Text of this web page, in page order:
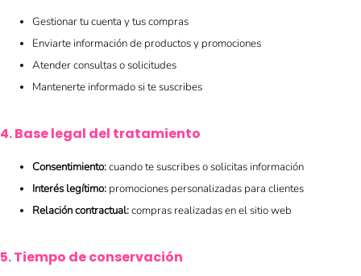
Gestionar tu cuenta y tus compras
Enviarte información de productos y promociones
Atender consultas o solicitudes
Mantenerte informado si te suscribes
4. Base legal del tratamiento
Consentimiento:cuando te suscribes o solicitas información
Interés legítimo: promociones personalizadas para clientes
Relación contractual:compras realizadas en el sitio web
5. Tiempo de conservación